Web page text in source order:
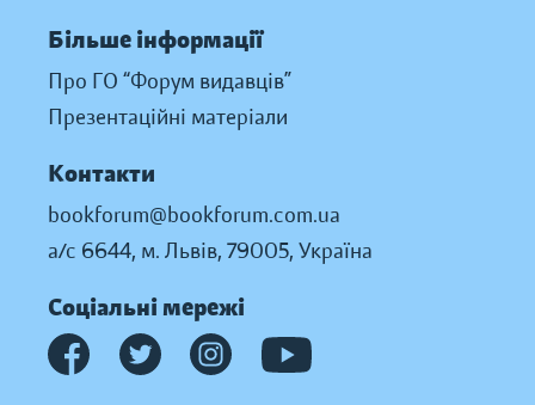
Більше інформації
Про ГО “Форум видавців”
Презентаційні матеріали
Контакти
bookforum@bookforum.com.ua
а/с 6644, м. Львів, 79005, Україна
Соціальні мережі